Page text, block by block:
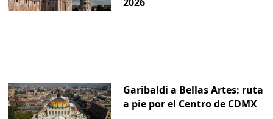
Garibaldi a Bellas Artes: ruta
a pie por el Centro de CDMX